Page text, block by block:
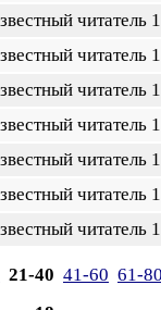
читатель
читатель
читатель
читатель
читатель
читатель
читатель
21-40 41-60 61-80